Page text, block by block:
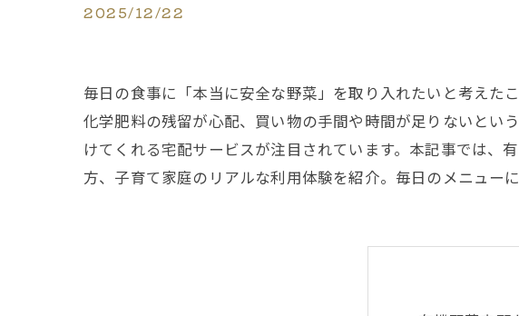
2025/12/22
毎日の食事に「本当に安全な野菜」を取り入れたいと考えた
化学肥料の残留が心配、買い物の手間や時間が足りないとい
けてくれる宅配サービスが注目されています。本記事では、
方、子育て家庭のリアルな利用体験を紹介。毎日のメニュー